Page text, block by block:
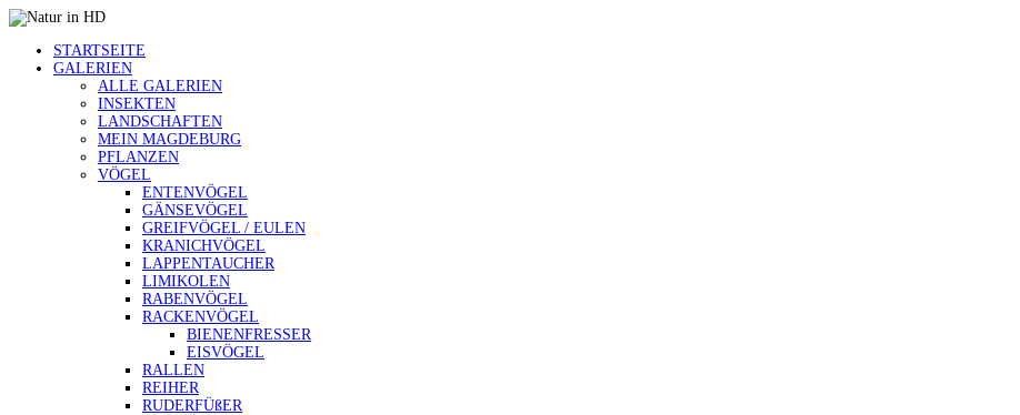
STARTSEITE
GALERIEN
ALLE GALERIEN
INSEKTEN
LANDSCHAFTEN
MEIN MAGDEBURG
PFLANZEN
VÖGEL
ENTENVÖGEL
GÄNSEVÖGEL
GREIFVÖGEL / EULEN
KRANICHVÖGEL
LAPPENTAUCHER
LIMIKOLEN
RABENVÖGEL
RACKENVÖGEL
BIENENFRESSER
EISVÖGEL
RALLEN
REIHER
RUDERFÜßER